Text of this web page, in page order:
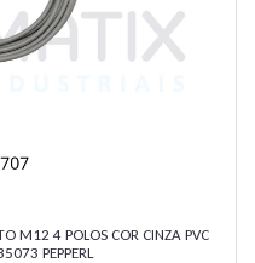
M12 4 POLOS COR CINZA PVC
PEPPERL